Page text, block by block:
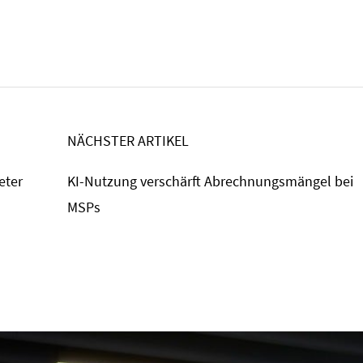
NÄCHSTER ARTIKEL
KI-Nutzung verschärft Abrechnungsmängel bei
MSPs